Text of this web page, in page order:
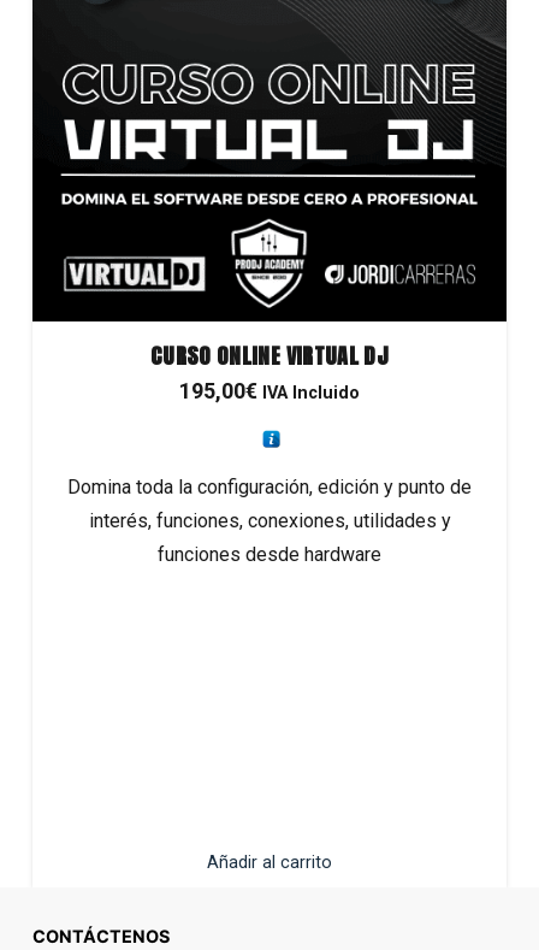
CURSO ONLINE VIRTUAL DJ
195,00€ IVA Incluido
Domina toda la configuración, edición y punto de
interés, funciones, conexiones, utilidades y
funciones desde hardware
Añadir al carrito
CONTÁCTENOS